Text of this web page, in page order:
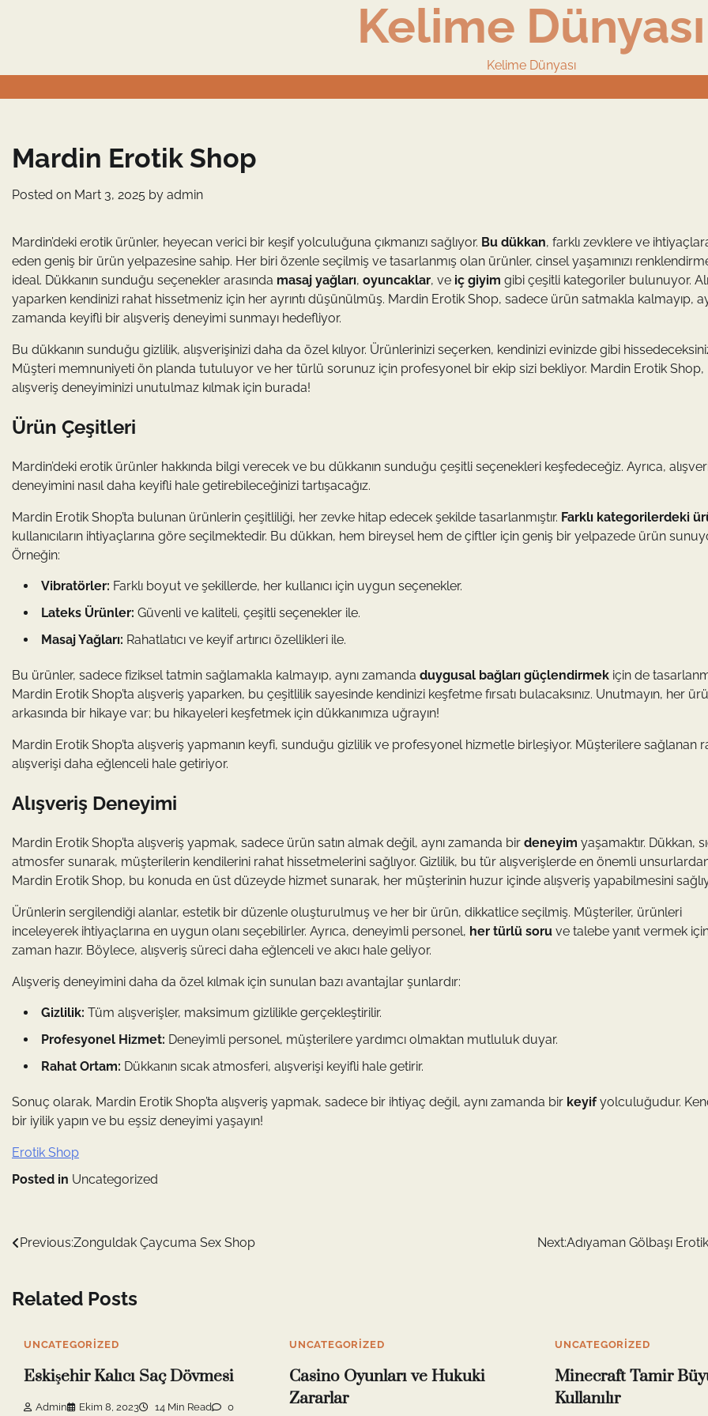
Kelime Dünyası
Kelime Dünyası
Mardin Erotik Shop
Posted on Mart 3, 2025 by admin
Mardin’deki erotik ürünler, heyecan verici bir keşif yolculuğuna çıkmanızı sağlıyor. Bu dükkan, farklı zevklere ve
eden geniş bir ürün yelpazesine sahip. Her biri özenle seçilmiş ve tasarlanmış olan ürünler, cinsel yaşamınızı
ideal. Dükkanın sunduğu seçenekler arasında masaj yağları, oyuncaklar, ve iç giyim gibi çeşitli kategoriler bulunuyor.
yaparken kendinizi rahat hissetmeniz için her ayrıntı düşünülmüş. Mardin Erotik Shop, sadece ürün satmakla kalmayıp,
zamanda keyifli bir alışveriş deneyimi sunmayı hedefliyor.
Bu dükkanın sunduğu gizlilik, alışverişinizi daha da özel kılıyor. Ürünlerinizi seçerken, kendinizi evinizde gibi
Müşteri memnuniyeti ön planda tutuluyor ve her türlü sorunuz için profesyonel bir ekip sizi bekliyor. Mardin Erotik Shop,
alışveriş deneyiminizi unutulmaz kılmak için burada!
Ürün Çeşitleri
Mardin’deki erotik ürünler hakkında bilgi verecek ve bu dükkanın sunduğu çeşitli seçenekleri keşfedeceğiz. Ayrıca,
deneyimini nasıl daha keyifli hale getirebileceğinizi tartışacağız.
Mardin Erotik Shop’ta bulunan ürünlerin çeşitliliği, her zevke hitap edecek şekilde tasarlanmıştır. Farklı kategorilerdeki
kullanıcıların ihtiyaçlarına göre seçilmektedir. Bu dükkan, hem bireysel hem de çiftler için geniş bir yelpazede ürün
Örneğin:
Vibratörler: Farklı boyut ve şekillerde, her kullanıcı için uygun seçenekler.
Lateks Ürünler: Güvenli ve kaliteli, çeşitli seçenekler ile.
Masaj Yağları: Rahatlatıcı ve keyif artırıcı özellikleri ile.
Bu ürünler, sadece fiziksel tatmin sağlamakla kalmayıp, aynı zamanda duygusal bağları güçlendirmek için de
Mardin Erotik Shop’ta alışveriş yaparken, bu çeşitlilik sayesinde kendinizi keşfetme fırsatı bulacaksınız. Unutmayın, her
arkasında bir hikaye var; bu hikayeleri keşfetmek için dükkanımıza uğrayın!
Mardin Erotik Shop’ta alışveriş yapmanın keyfi, sunduğu gizlilik ve profesyonel hizmetle birleşiyor. Müşterilere sağlanan
alışverişi daha eğlenceli hale getiriyor.
Alışveriş Deneyimi
Mardin Erotik Shop’ta alışveriş yapmak, sadece ürün satın almak değil, aynı zamanda bir deneyim yaşamaktır. Dükkan,
atmosfer sunarak, müşterilerin kendilerini rahat hissetmelerini sağlıyor. Gizlilik, bu tür alışverişlerde en önemli
Mardin Erotik Shop, bu konuda en üst düzeyde hizmet sunarak, her müşterinin huzur içinde alışveriş yapabilmesini
Ürünlerin sergilendiği alanlar, estetik bir düzenle oluşturulmuş ve her bir ürün, dikkatlice seçilmiş. Müşteriler, ürünleri
inceleyerek ihtiyaçlarına en uygun olanı seçebilirler. Ayrıca, deneyimli personel, her türlü soru ve talebe yanıt vermek
zaman hazır. Böylece, alışveriş süreci daha eğlenceli ve akıcı hale geliyor.
Alışveriş deneyimini daha da özel kılmak için sunulan bazı avantajlar şunlardır:
Gizlilik: Tüm alışverişler, maksimum gizlilikle gerçekleştirilir.
Profesyonel Hizmet: Deneyimli personel, müşterilere yardımcı olmaktan mutluluk duyar.
Rahat Ortam: Dükkanın sıcak atmosferi, alışverişi keyifli hale getirir.
Sonuç olarak, Mardin Erotik Shop’ta alışveriş yapmak, sadece bir ihtiyaç değil, aynı zamanda bir keyifyolculuğudur.
bir iyilik yapın ve bu eşsiz deneyimi yaşayın!
Erotik Shop
Posted in Uncategorized
Yazı
Previous:Zonguldak Çaycuma Sex Shop Next:Adıyaman Gölbaşı
Related Posts
UNCATEGORIZED
Eskişehir Kalıcı Saç Dövmesi
Admin Ekim 8, 2023 14 Min Read 0
UNCATEGORIZED
Casino Oyunları ve Hukuki
Zararlar
UNCATEGORIZED
Minecraft Tamir
Kullanılır